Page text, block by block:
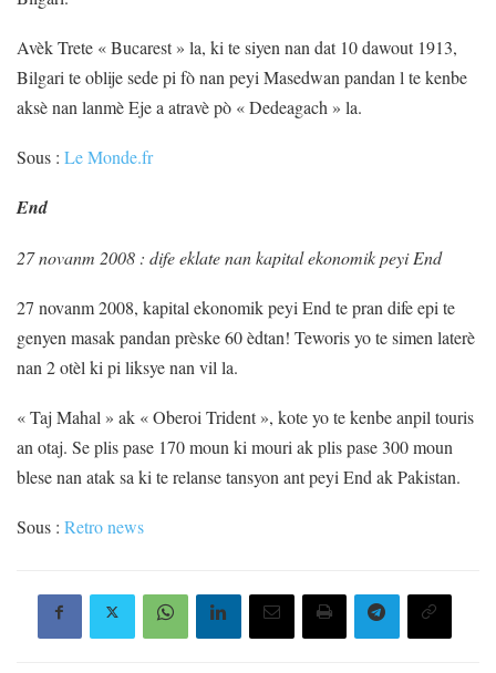
Avèk Trete « Bucarest » la, ki te siyen nan dat 10 dawout 1913,
Bilgari te oblije sede pi fò nan peyi Masedwan pandan l te kenbe
aksè nan lanmè Eje a atravè pò « Dedeagach » la.
Sous : Le Monde.fr
End
27 novanm 2008 : dife eklate nan kapital ekonomik peyi End
27 novanm 2008, kapital ekonomik peyi End te pran dife epi te
genyen masak pandan prèske 60 èdtan! Teworis yo te simen laterè
nan 2 otèl ki pi liksye nan vil la.
« Taj Mahal » ak « Oberoi Trident », kote yo te kenbe anpil touris
an otaj. Se plis pase 170 moun ki mouri ak plis pase 300 moun
blese nan atak sa ki te relanse tansyon ant peyi End ak Pakistan.
Sous : Retro news